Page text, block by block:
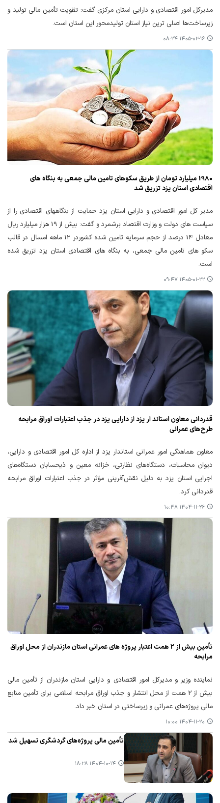
مدیرکل امور اقتصادی و دارایی استان مرکزی گفت: تقویت تأمین مالی تولید و
زیرساخت‌ها اصلی ترین نیاز استان تولیدمحور این استان است.
۱۴۰۵-۰۲-۱۶ ۰۸:۲۴
1980 میلیارد تومان از طریق سکوهای تامین مالی جمعی به بنگاه های
اقتصادی استان یزد تزریق شد
مدیر کل امور اقتصادی و دارایی استان یزد حمایت از بنگاههای اقتصادی را از
سیاست های دولت و وزارت اقتصاد برشمرد و گفت: بیش از 19 هزار میلیارد ریال
معادل 14 درصد از حجم سرمایه تامین شده کشوردر 12 ماهه امسال در قالب
سکو های تامین مالی جمعی، به بنگاه های اقتصادی استان یزد تزریق شده
است.
۱۴۰۵-۰۱-۲۲ ۰۹:۴۷
قدردانی معاون استاند ار یزد از دارایی یزد در جذب اعتبارات اوراق مرابحه
طرح‌های عمرانی
معاون هماهنگی امور عمرانی استاندار یزد از اداره‌ کل امور اقتصادی و دارایی،
دیوان محاسبات، دستگاه‌های نظارتی، خزانه معین و ذیحسابان دستگاه‌های
اجرایی استان یزد به دلیل نقش‌آفرینی مؤثر در جذب اعتبارات اوراق مرابحه
قدردانی کرد.
۱۴۰۴-۱۱-۲۶ ۱۰:۴۸
تأمین بیش از ۲ همت اعتبار پروژه های عمرانی استان مازندران از محل اوراق
مرابحه
نماینده وزیر و مدیرکل امور اقتصادی و دارایی استان مازندران از تأمین مالی
بیش از ۲ همت از محل انتشار و جذب اوراق مرابحه اسلامی برای تأمین منابع
مالی پروژه‌های عمرانی و زیرساختی در استان خبر داد.
۱۴۰۴-۱۱-۲۰ ۱۰:۰۰
تأمین مالی پروژه‌های گردشگری تسهیل شد
۱۴۰۴-۱۰-۱۴ ۱۸:۲۸